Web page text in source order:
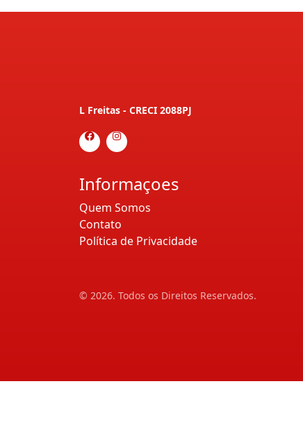
L Freitas - CRECI 2088PJ
Informaçoes
Quem Somos
Contato
Política de Privacidade
© 2026. Todos os Direitos Reservados.